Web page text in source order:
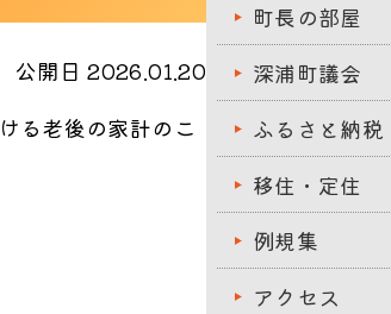
公開日 2026.01.20
る老後の家計のこ
町長の部屋
深浦町議会
ふるさと納税
移住・定住
例規集
アクセス